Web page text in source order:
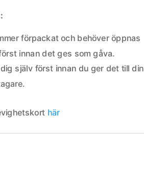
förpackat och behöver öppnas
innan det ges som gåva.
själv först innan du ger det till din
här